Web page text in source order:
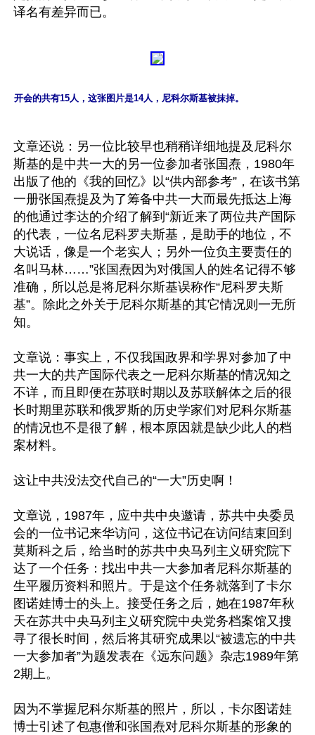
开会的共有15人，这张图片是14人，尼科尔斯基被抹掉。
文章还说：另一位比较早也稍稍详细地提及尼科尔
斯基的是中共一大的另一位参加者张国焘，1980年
出版了他的《我的回忆》以“供内部参考”，在该书第
一册张国焘提及为了筹备中共一大而最先抵达上海
的他通过李达的介绍了解到“新近来了两位共产国际
的代表，一位名尼科罗夫斯基，是助手的地位，不
大说话，像是一个老实人；另外一位负主要责任的
名叫马林……”张国焘因为对俄国人的姓名记得不够
准确，所以总是将尼科尔斯基误称作“尼科罗夫斯
基”。除此之外关于尼科尔斯基的其它情况则一无所
知。
文章说：事实上，不仅我国政界和学界对参加了中
共一大的共产国际代表之一尼科尔斯基的情况知之
不详，而且即便在苏联时期以及苏联解体之后的很
长时期里苏联和俄罗斯的历史学家们对尼科尔斯基
的情况也不是很了解，根本原因就是缺少此人的档
案材料。
这让中共没法交代自己的“一大”历史啊！
文章说，1987年，应中共中央邀请，苏共中央委员
会的一位书记来华访问，这位书记在访问结束回到
莫斯科之后，给当时的苏共中央马列主义研究院下
达了一个任务：找出中共一大参加者尼科尔斯基的
生平履历资料和照片。于是这个任务就落到了卡尔
图诺娃博士的头上。接受任务之后，她在1987年秋
天在苏共中央马列主义研究院中央党务档案馆又搜
寻了很长时间，然后将其研究成果以“被遗忘的中共
一大参加者”为题发表在《远东问题》杂志1989年第
2期上。
因为不掌握尼科尔斯基的照片，所以，卡尔图诺娃
博士引述了包惠僧和张国焘对尼科尔斯基的形象的